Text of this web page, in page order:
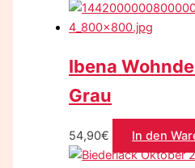
Ibena
Grau
54,90€ In den